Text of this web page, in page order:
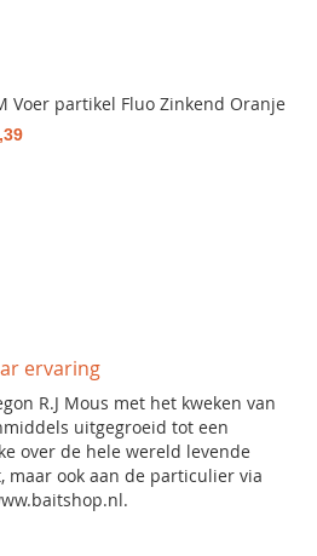
ervaring
R.J Mous met het kweken van
uitgegroeid tot een
over de hele wereld levende
maar ook aan de particulier via
Voer partikel Fluo Zinkend Oranje